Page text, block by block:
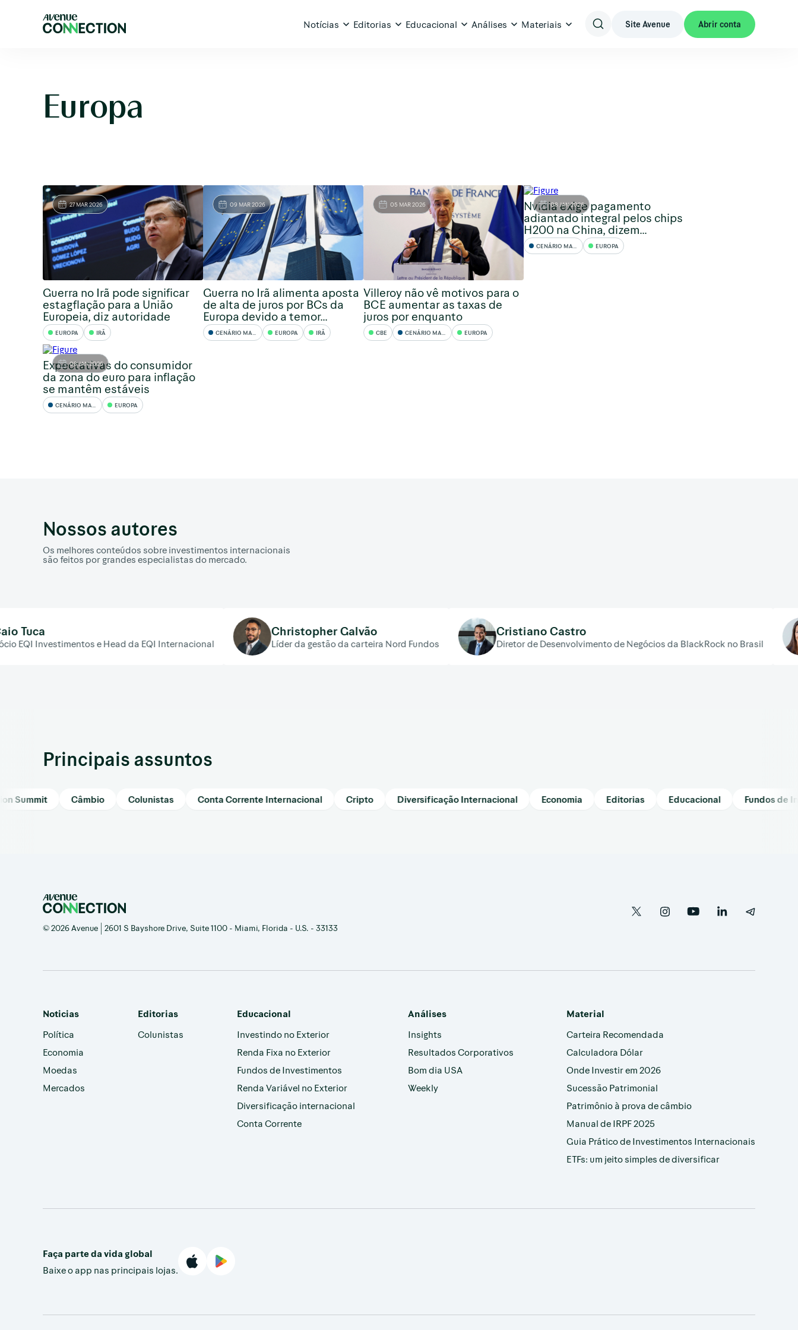
Notícias Editorias Educacional Análises Materiais Site Avenue Abrir conta
Europa
27 MAR 2026
Guerra no Irã pode significar
estagflação para a União
Europeia, diz autoridade
EUROPA IRÃ
09 MAR 2026
Guerra no Irã alimenta aposta
de alta de juros por BCs da
Europa devido a temor...
CENÁRIO MACRO EUROPA IRÃ
05 MAR 2026
Villeroy não vê motivos para o
BCE aumentar as taxas de
juros por enquanto
CBE CENÁRIO MACRO EUROPA
08 JAN 2026
Nvidia exige pagamento
adiantado integral pelos chips
H200 na China, dizem...
CENÁRIO MACRO EUROPA
08 JAN 2026
Expectativas do consumidor
da zona do euro para inflação
se mantêm estáveis
CENÁRIO MACRO EUROPA
Nossos autores
Os melhores conteúdos sobre investimentos internacionais
são feitos por grandes especialistas do mercado.
e Head da EQI Internacional
Christopher Galvão
Líder da gestão da carteira Nord Fundos
Cristiano Castro
Diretor de Desenvolvimento de Negócios da BlackRock no Brasil
Cristina
CEO da
Principais assuntos
Câmbio Colunistas Conta Corrente Internacional Cripto Diversificação Internacional Economia Editorias Educacional Fundos de
© 2026 Avenue | 2601 S Bayshore Drive, Suite 1100 - Miami, Florida - U.S. - 33133
Noticias
Política
Economia
Moedas
Mercados
Editorias
Colunistas
Educacional
Investindo no Exterior
Renda Fixa no Exterior
Fundos de Investimentos
Renda Variável no Exterior
Diversificação internacional
Conta Corrente
Análises
Insights
Resultados Corporativos
Bom dia USA
Weekly
Material
Carteira Recomendada
Calculadora Dólar
Onde Investir em 2026
Sucessão Patrimonial
Patrimônio à prova de câmbio
Manual de IRPF 2025
Guia Prático de Investimentos Internacionais
ETFs: um jeito simples de diversificar
Faça parte da vida global
Baixe o app nas principais lojas.